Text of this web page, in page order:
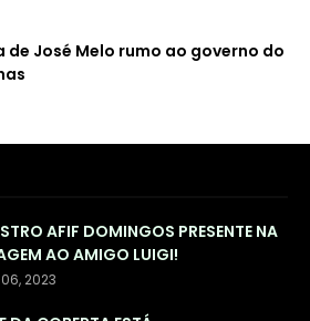
de José Melo rumo ao governo do
AFIF DOMINGOS PRESENTE NA
AO AMIGO LUIGI!
2023